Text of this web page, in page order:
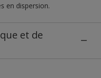
en dispersion.
et de